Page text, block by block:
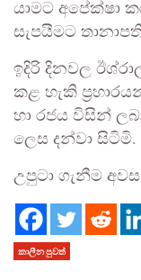
යාමට අපේක්ෂා
සැපයීමට
ඉදිරි දිනවල
කළ හැකි
හා රජය විසින්
ලෙස දන්වා සිටිමි.
උපුටා ගැනීම
කාලීන පුවත්